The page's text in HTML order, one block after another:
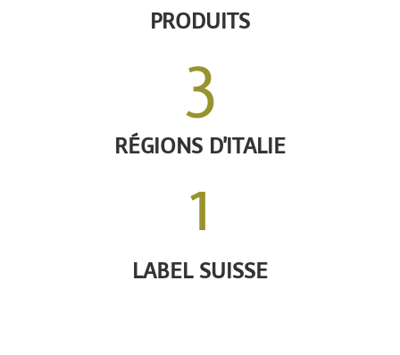
PRODUITS
3
RÉGIONS D'ITALIE
1
LABEL SUISSE